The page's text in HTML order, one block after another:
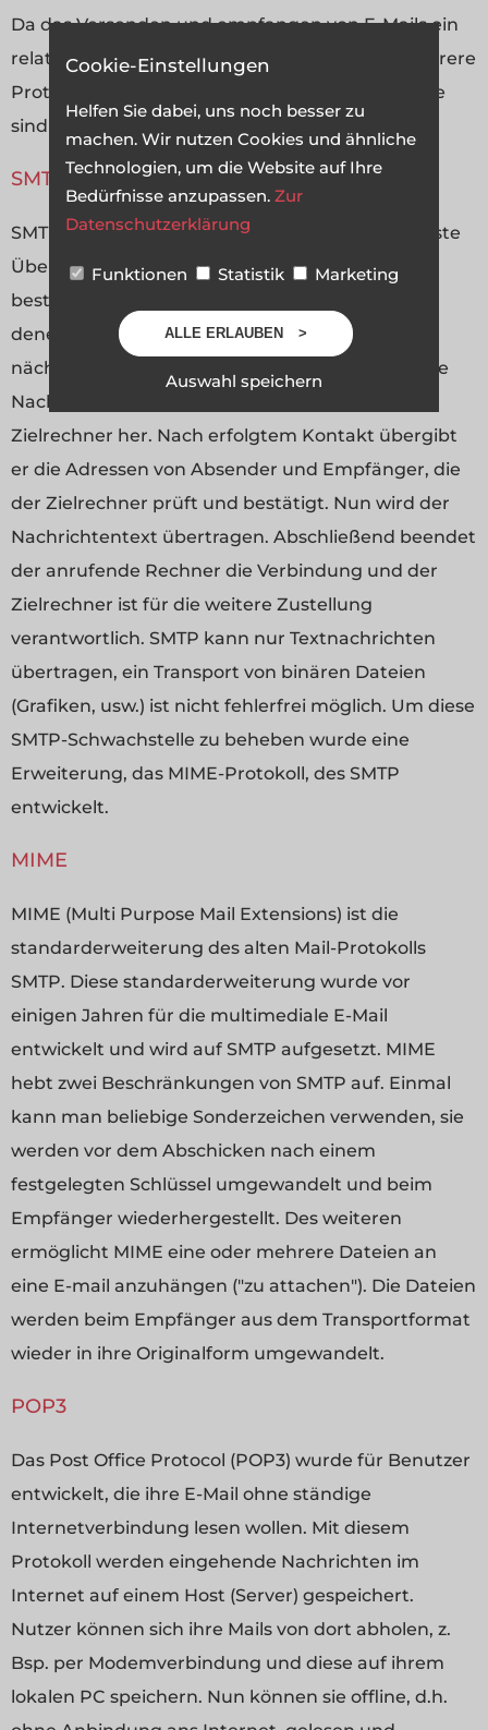
Da das Versenden und empfangen von E-Mails ein
relativ komplexer Prozeß ist, gibt es hierfür mehrere
Protokolle die den Datenaustausch regeln. Diese
sind SMTP, POP3, IMAP und MIME.
SMTP
SMTP (Simple Mail Transfer Protocol) ist das älteste
Übertragungsprotokoll im E-Mail Verkehr. Es
besteht aus wenigen, einfachen Befehlen, mit
denen eine Nachricht von einem Rechner zum
nächsten übertragen wird. Der Rechner, der eine
Nachricht hat, stellt eine Verbindung zum
Zielrechner her. Nach erfolgtem Kontakt übergibt
er die Adressen von Absender und Empfänger, die
der Zielrechner prüft und bestätigt. Nun wird der
Nachrichtentext übertragen. Abschließend beendet
der anrufende Rechner die Verbindung und der
Zielrechner ist für die weitere Zustellung
verantwortlich. SMTP kann nur Textnachrichten
übertragen, ein Transport von binären Dateien
(Grafiken, usw.) ist nicht fehlerfrei möglich. Um diese
SMTP-Schwachstelle zu beheben wurde eine
Erweiterung, das MIME-Protokoll, des SMTP
entwickelt.
MIME
MIME (Multi Purpose Mail Extensions) ist die
standarderweiterung des alten Mail-Protokolls
SMTP. Diese standarderweiterung wurde vor
einigen Jahren für die multimediale E-Mail
entwickelt und wird auf SMTP aufgesetzt. MIME
hebt zwei Beschränkungen von SMTP auf. Einmal
kann man beliebige Sonderzeichen verwenden, sie
werden vor dem Abschicken nach einem
festgelegten Schlüssel umgewandelt und beim
Empfänger wiederhergestellt. Des weiteren
ermöglicht MIME eine oder mehrere Dateien an
eine E-mail anzuhängen ("zu attachen"). Die Dateien
werden beim Empfänger aus dem Transportformat
wieder in ihre Originalform umgewandelt.
POP3
Das Post Office Protocol (POP3) wurde für Benutzer
entwickelt, die ihre E-Mail ohne ständige
Internetverbindung lesen wollen. Mit diesem
Protokoll werden eingehende Nachrichten im
Internet auf einem Host (Server) gespeichert.
Nutzer können sich ihre Mails von dort abholen, z.
Bsp. per Modemverbindung und diese auf ihrem
lokalen PC speichern. Nun können sie offline, d.h.
Cookie-Einstellungen
Helfen Sie dabei, uns noch besser zu
machen. Wir nutzen Cookies und ähnliche
Technologien, um die Website auf Ihre
Bedürfnisse anzupassen. Zur
Datenschutzerklärung
Funktionen Statistik Marketing
ALLE ERLAUBEN
Auswahl speichern